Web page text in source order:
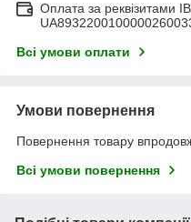
Оплата за реквізитами
Всі умови оплати
Умови повернення
Повернення товару
Всі умови повернення